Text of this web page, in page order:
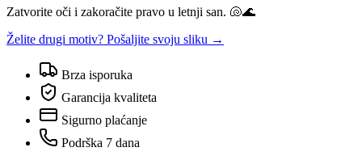
Zatvorite oči i zakoračite pravo u letnji san. 🐚🌊
Želite drugi motiv? Pošaljite svoju sliku →
Brza isporuka
Garancija kvaliteta
Sigurno plaćanje
Podrška 7 dana